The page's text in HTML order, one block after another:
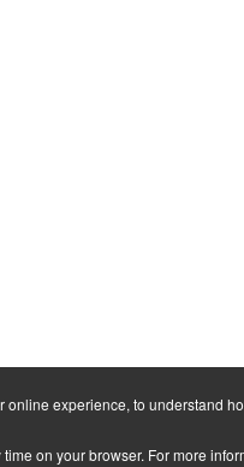
online experience, to understand
on your browser. For more